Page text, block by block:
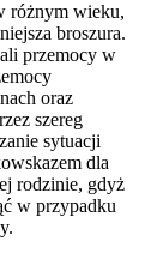
różnym wieku,
broszura.
przemocy w
oraz
szereg
sytuacji
dla
rodzinie, gdyż
w przypadku